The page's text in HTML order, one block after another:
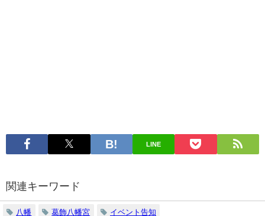
LINE
関連キーワード
八幡 葛飾八幡宮 イベント告知